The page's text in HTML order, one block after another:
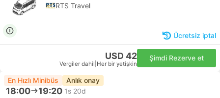
RTS Travel
Ücretsiz iptal
USD 42
Vergiler dahil Her bir yetişkin
Şimdi Rezerve et
En Hızlı Minibüs Anlık onay
18:00 19:20 1s 20d